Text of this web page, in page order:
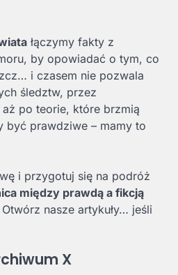
łączymy fakty z
by opowiadać o tym, co
i czasem nie pozwala
śledztw, przez
po teorie, które brzmią
być prawdziwe – mamy to
i przygotuj się na podróż
między prawdą a fikcją
Otwórz nasze artykuły… jeśli
X